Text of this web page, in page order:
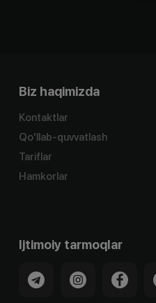
Biz haqimizda
Kontaktlar
Qo'llab-quvvatlash
Tariflar
Hamkorlar
Ijtimoiy tarmoqlar